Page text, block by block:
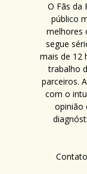
O Fãs da
público
melhores
segue
mais de 12
trabalho
parceiros.
com o
opinião